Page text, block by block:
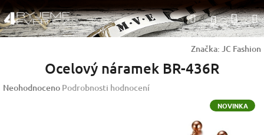
na
obsah
HledatPřihlášení
Značka: JC Fashion
Ocelový náramek BR-436R
Průměrné
Neohodnoceno Podrobnosti hodnocení
NOVINKA